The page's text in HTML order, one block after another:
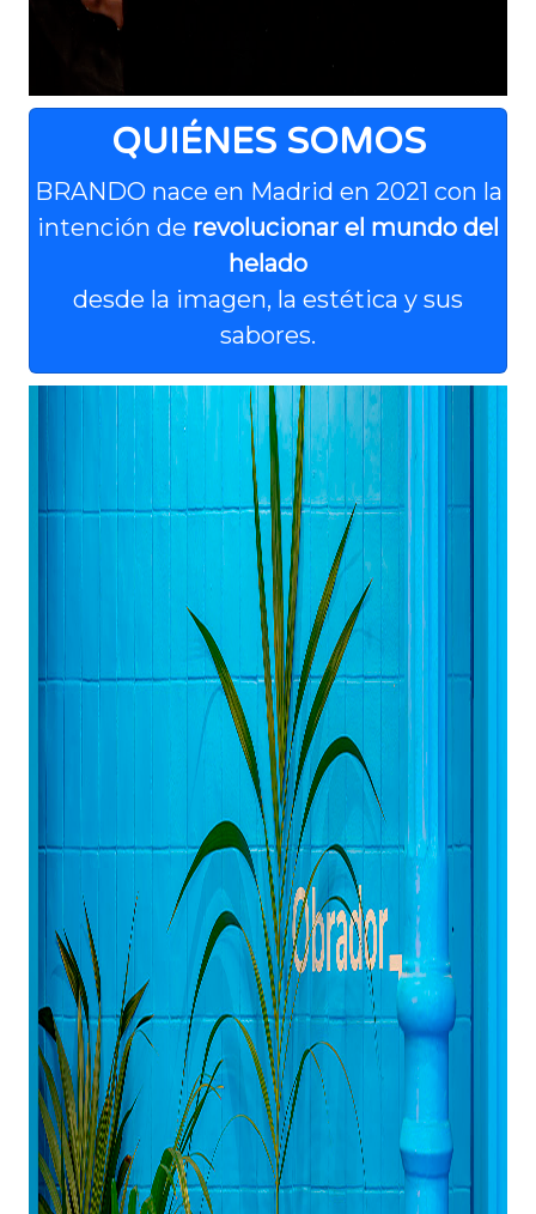
QUIÉNES SOMOS
BRANDO nace en Madrid en 2021 con la
intención de revolucionar el mundo del
helado
desde la imagen, la estética y sus
sabores.